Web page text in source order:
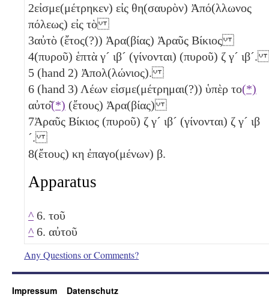
2εἰσμε(μέτρηκεν) εἰς θη(σαυρὸν) Ἀπό(λλωνος
πόλεως) εἰς τὸ
3αὐτὸ (ἔτος(?)) Ἀρα(βίας) Ἀραῦς Βίκιος
4(πυροῦ) ἑπτὰ γ´ ιβ´ (γίνονται) (πυροῦ) ζ γ´ ιβ´.
5 (hand 2) Ἀπολ(λώνιος).
6 (hand 3) Λέων εἰσμε(μέτρημαι(?)) ὑπὲρ το(*)
αὐτο͂(*) (ἔτους) Ἀρα(βίας)
7Ἀραῦς Βίκιος (πυροῦ) ζ γ´ ιβ´ (γίνονται) ζ γ´ ιβ
´.
8(ἔτους) κη ἐπαγο(μένων) β.
Apparatus
^ 6. τοῦ
^ 6. αὐτοῦ
Any Questions or Comments?
Impressum Datenschutz